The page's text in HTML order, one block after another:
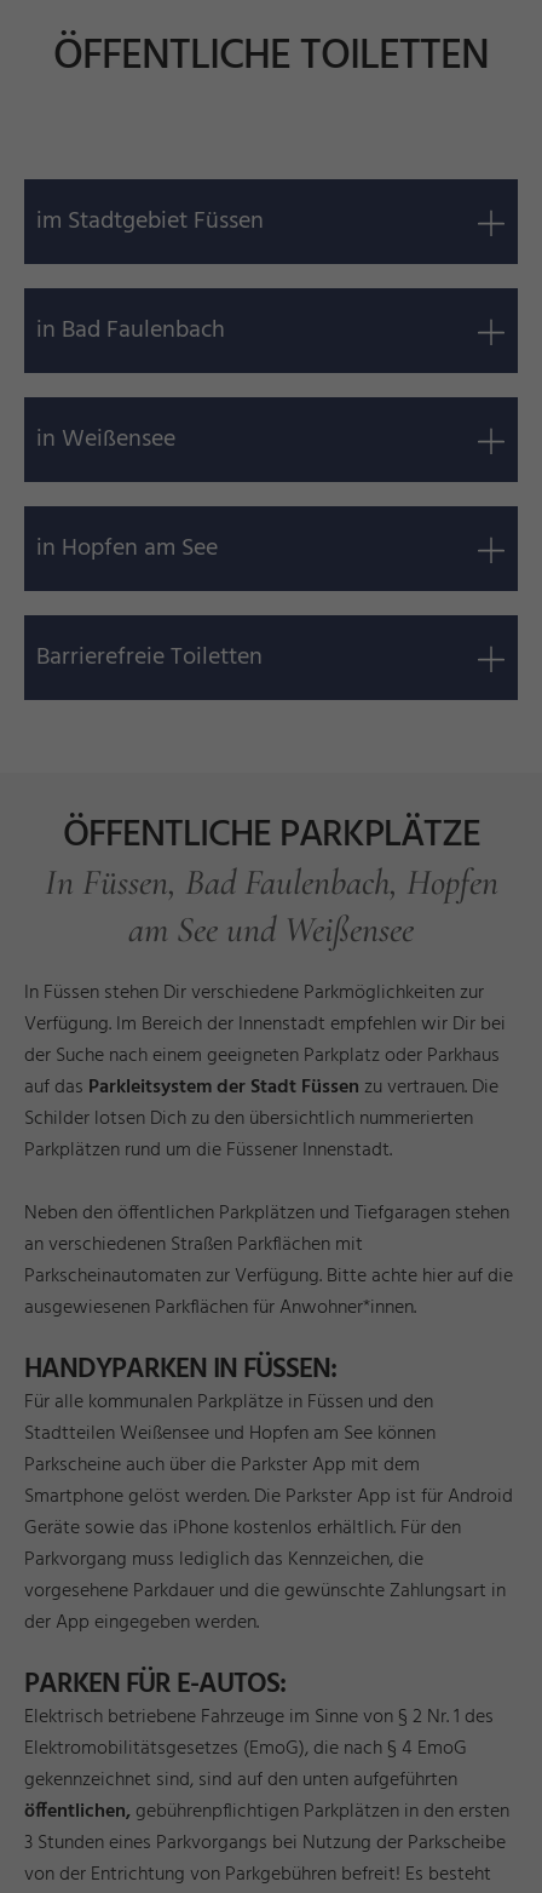
ÖFFENTLICHE TOILETTEN
im Stadtgebiet Füssen
in Bad Faulenbach
in Weißensee
in Hopfen am See
Barrierefreie Toiletten
ÖFFENTLICHE PARKPLÄTZE
In Füssen, Bad Faulenbach, Hopfen
am See und Weißensee
In Füssen stehen Dir verschiedene Parkmöglichkeiten zur
Verfügung. Im Bereich der Innenstadt empfehlen wir Dir bei
der Suche nach einem geeigneten Parkplatz oder Parkhaus
auf das Parkleitsystem der Stadt Füssen zu vertrauen. Die
Schilder lotsen Dich zu den übersichtlich nummerierten
Parkplätzen rund um die Füssener Innenstadt.
Neben den öffentlichen Parkplätzen und Tiefgaragen stehen
an verschiedenen Straßen Parkflächen mit
Parkscheinautomaten zur Verfügung. Bitte achte hier auf die
ausgewiesenen Parkflächen für Anwohner*innen.
HANDYPARKEN IN FÜSSEN:
Für alle kommunalen Parkplätze in Füssen und den
Stadtteilen Weißensee und Hopfen am See können
Parkscheine auch über die Parkster App mit dem
Smartphone gelöst werden. Die Parkster App ist für Android
Geräte sowie das iPhone kostenlos erhältlich. Für den
Parkvorgang muss lediglich das Kennzeichen, die
vorgesehene Parkdauer und die gewünschte Zahlungsart in
der App eingegeben werden.
PARKEN FÜR E-AUTOS:
Elektrisch betriebene Fahrzeuge im Sinne von § 2 Nr. 1 des
Elektromobilitätsgesetzes (EmoG), die nach § 4 EmoG
gekennzeichnet sind, sind auf den unten aufgeführten
öffentlichen,gebührenpflichtigen Parkplätzen in den ersten
3 Stunden eines Parkvorgangs bei Nutzung der Parkscheibe
von der Entrichtung von Parkgebühren befreit! Es besteht